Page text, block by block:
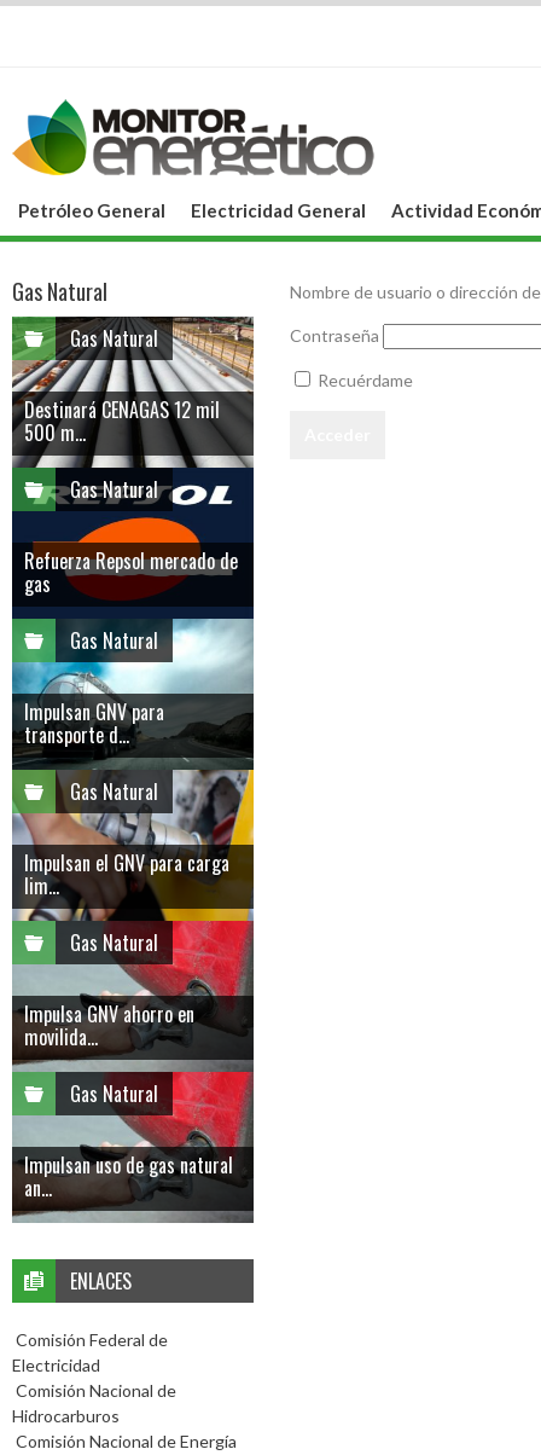
Petróleo General Electricidad General Actividad
Nombre de usuario o dirección
Contraseña
Recuérdame
Gas Natural
Gas Natural
Destinará CENAGAS 12 mil
500 m...
Gas Natural
Refuerza Repsol mercado de
gas
Gas Natural
Impulsan GNV para
transporte d...
Gas Natural
Impulsan el GNV para carga
lim...
Gas Natural
Impulsa GNV ahorro en
movilida...
Gas Natural
Impulsan uso de gas natural
an...
ENLACES
Comisión Federal de
Electricidad
Comisión Nacional de
Hidrocarburos
Comisión Nacional de Energía